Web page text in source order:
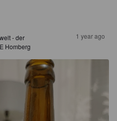
- der
Homberg
1 year ago